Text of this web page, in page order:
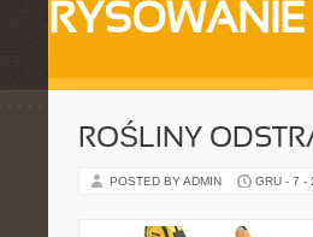
RYSOWANIE
ROŚLINY
POSTED BY ADMIN GRU - 7 -